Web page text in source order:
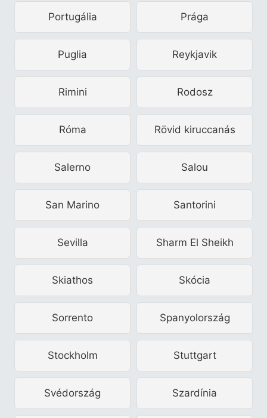
Portugália Prága
Puglia Reykjavik
Rimini Rodosz
Róma Rövid kiruccanás
Salerno Salou
San Marino Santorini
Sevilla Sharm El Sheikh
Skiathos Skócia
Sorrento Spanyolország
Stockholm Stuttgart
Svédország Szardínia